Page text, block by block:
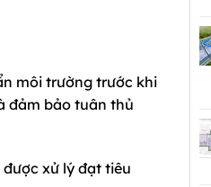
môi trường trước khi
đảm bảo tuân thủ
xử lý đạt tiêu